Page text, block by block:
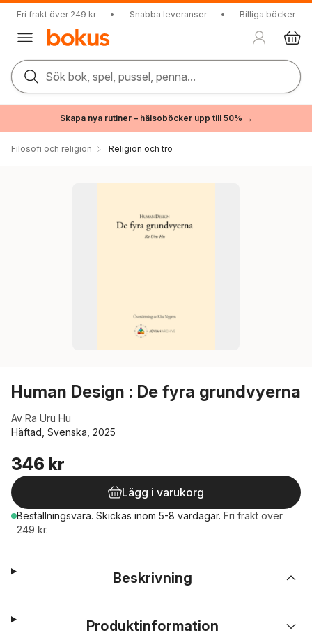
Fri frakt över 249 kr • Snabba leveranser • Billiga böcker
Sök bok, spel, pussel, penna...
Skapa nya rutiner – hälsoböcker upp till 50% →
Filosofi och religion Religion och tro
Human Design : De fyra grundvyerna
Av Ra Uru Hu
Häftad, Svenska, 2025
346 kr
Lägg i varukorg
Beställningsvara. Skickas inom 5-8 vardagar. Fri frakt över
249 kr.
Beskrivning
Produktinformation